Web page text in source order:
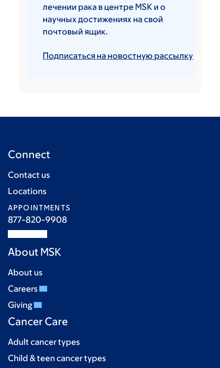
лечении рака в центре MSK и о
научных достижениях на свой
почтовый ящик.
Подписаться на новостную рассылку
Connect
Contact us
Locations
APPOINTMENTS
877-820-9908
About MSK
About us
Careers
Giving
Cancer Care
Adult cancer types
Child & teen cancer types